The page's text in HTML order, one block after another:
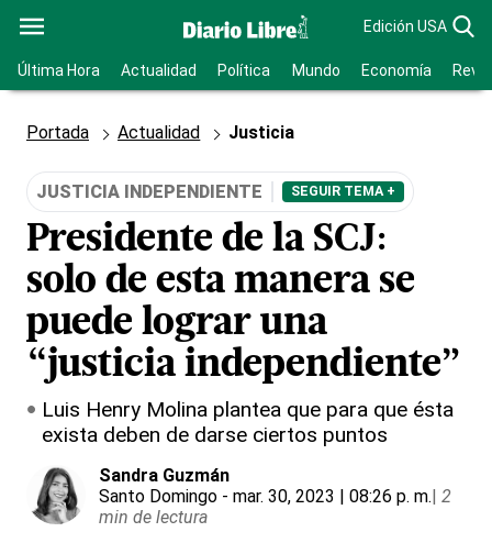
Edición USA
Última Hora Actualidad Política Mundo Economía
Portada Actualidad Justicia
JUSTICIA INDEPENDIENTE SEGUIR TEMA +
Presidente de la SCJ:
solo de esta manera se
puede lograr una
“justicia independiente”
Luis Henry Molina plantea que para que ésta
exista deben de darse ciertos puntos
Sandra Guzmán
Santo Domingo - mar. 30, 2023 | 08:26 p. m.| 2
min de lectura